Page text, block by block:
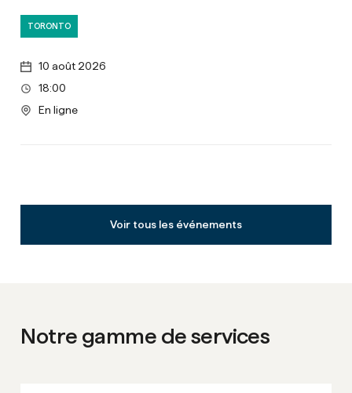
TORONTO
10 août 2026
18:00
En ligne
Voir tous les événements
Notre gamme de services